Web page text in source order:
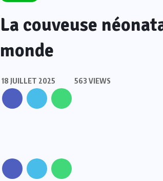
La couveuse
monde
18 JUILLET 2025 563 VIEWS